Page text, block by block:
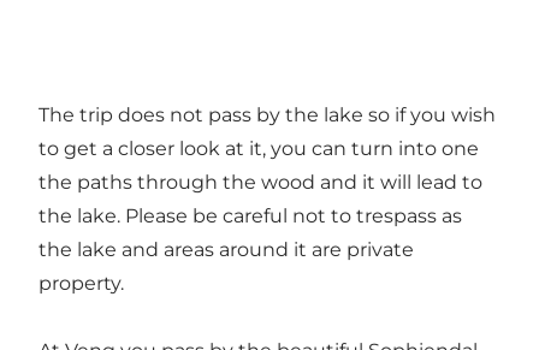
The trip does not pass by the lake so if you wish
to get a closer look at it, you can turn into one
the paths through the wood and it will lead to
the lake. Please be careful not to trespass as
the lake and areas around it are private
property.